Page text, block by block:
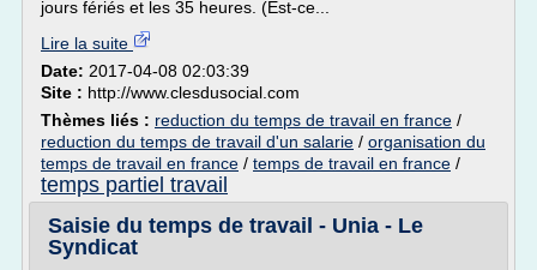
jours fériés et les 35 heures. (Est-ce...
Lire la suite
Date: 2017-04-08 02:03:39
Site : http://www.clesdusocial.com
Thèmes liés : reduction du temps de travail en france /
reduction du temps de travail d'un salarie / organisation du
temps de travail en france / temps de travail en france /
temps partiel travail
Saisie du temps de travail - Unia - Le
Syndicat